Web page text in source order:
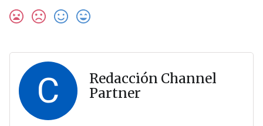
C
Redacción Channel
Partner